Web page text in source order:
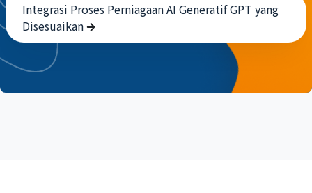
Integrasi Proses Perniagaan AI Generatif GPT yang
Disesuaikan